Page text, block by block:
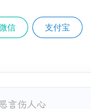
信 支付宝